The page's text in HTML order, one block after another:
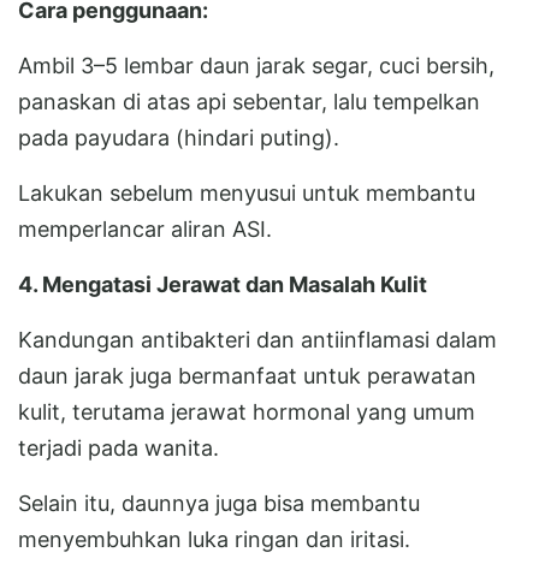
Cara penggunaan:
Ambil 3–5 lembar daun jarak segar, cuci bersih,
panaskan di atas api sebentar, lalu tempelkan
pada payudara (hindari puting).
Lakukan sebelum menyusui untuk membantu
memperlancar aliran ASI.
4. Mengatasi Jerawat dan Masalah Kulit
Kandungan antibakteri dan antiinflamasi dalam
daun jarak juga bermanfaat untuk perawatan
kulit, terutama jerawat hormonal yang umum
terjadi pada wanita.
Selain itu, daunnya juga bisa membantu
menyembuhkan luka ringan dan iritasi.